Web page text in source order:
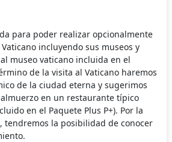
para poder realizar opcionalmente
incluyendo sus museos y
museo vaticano incluida en el
de la visita al Vaticano haremos
de la ciudad eterna y sugerimos
en un restaurante típico
en el Paquete Plus P+). Por la
tendremos la posibilidad de conocer